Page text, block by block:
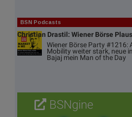
BSN Podcasts
Christian Drastil: Wiener Börse
Wiener Börse Party #1216:
Mobility weiter stark, neue
Bajaj mein Man of the Day
BSNgine